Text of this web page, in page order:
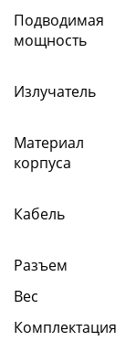
Подводимая
мощность
Излучатель
Материал
корпуса
Кабель
Разъем
Вес
Комплектация